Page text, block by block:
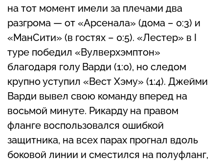
на тот момент имели за плечами два
разгрома — от «Арсенала» (дома – 0:3) и
«МанСити» (в гостях – 0:5). «Лестер» в I
туре победил «Вулверхэмптон»
благодаря голу Варди (1:0), но следом
крупно уступил «Вест Хэму» (1:4). Джейми
Варди вывел свою команду вперед на
восьмой минуте. Рикарду на правом
фланге воспользовался ошибкой
защитника, на всех парах прогнал вдоль
боковой линии и сместился на полуфланг,